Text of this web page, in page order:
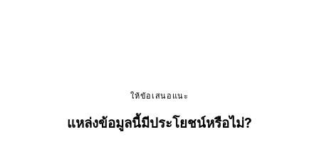
ให้ข้อเสนอแนะ
แหล่งข้อมูลนี้มีประโยชน์หรือไม่?